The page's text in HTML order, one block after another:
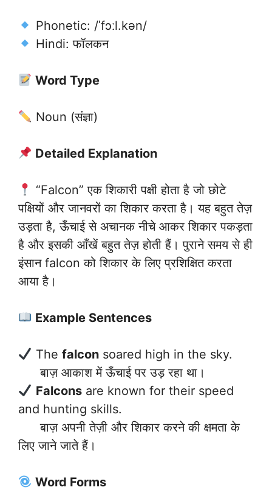
Phonetic: /ˈfɔːl.kən/
Hindi: फॉलकन
Word Type
Noun (संज्ञा)
Detailed Explanation
“Falcon” एक शिकारी पक्षी होता है जो छोटे
पक्षियों और जानवरों का शिकार करता है। यह बहुत तेज़
उड़ता है, ऊँचाई से अचानक नीचे आकर शिकार पकड़ता
है और इसकी आँखें बहुत तेज़ होती हैं। पुराने समय से ही
इंसान falcon को शिकार के लिए प्रशिक्षित करता
आया है।
Example Sentences
The falconsoared high in the sky.
बाज़ आकाश में ऊँचाई पर उड़ रहा था।
Falconsare known for their speed
and hunting skills.
बाज़ अपनी तेज़ी और शिकार करने की क्षमता के
लिए जाने जाते हैं।
Word Forms